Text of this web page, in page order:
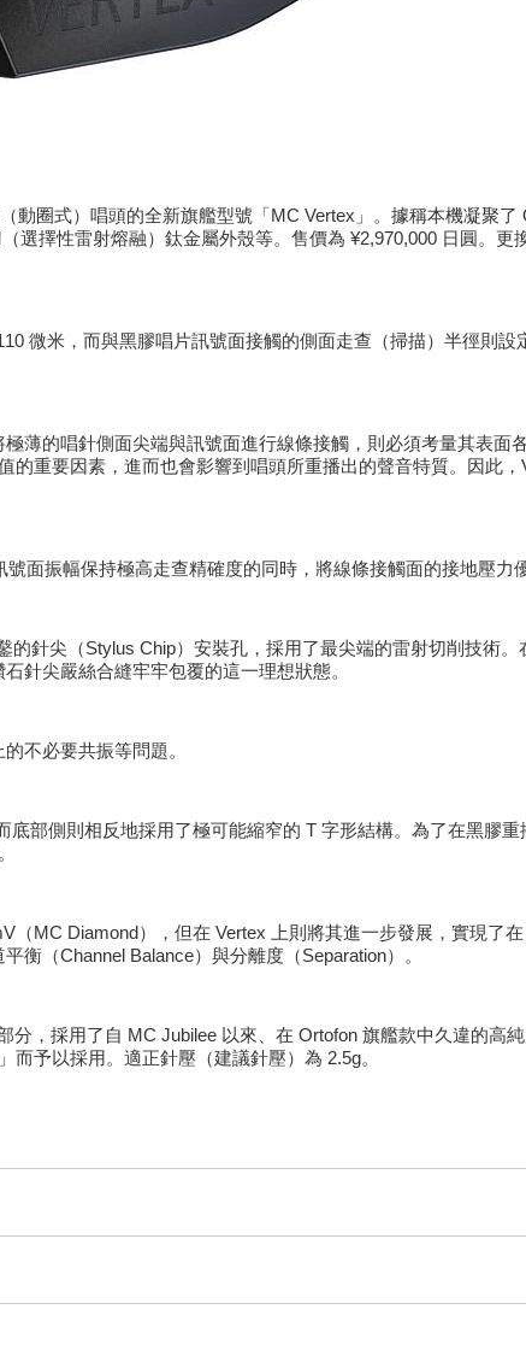
圈式）唱頭的全新旗艦型號「MC Vertex」。據稱本機凝聚
擇性雷射熔融）鈦金屬外殼等。售價為 ¥2,970,000 日圓。更
微米，而與黑膠唱片訊號面接觸的側面走查（掃描）半徑則設
的唱針側面尖端與訊號面進行線條接觸，則必須考量其表面
重要因素，進而也會影響到唱頭所重播出的聲音特質。因此
面振幅保持極高走查精確度的同時，將線條接觸面的接地壓力
針尖（Stylus Chip）安裝孔，採用了最尖端的雷射切削技術
針尖嚴絲合縫牢牢包覆的這一理想狀態。
不必要共振等問題。
部側則相反地採用了極可能縮窄的 T 字形結構。為了在黑膠
MC Diamond），但在 Vertex 上則將其進一步發展，實現了
衡（Channel Balance）與分離度（Separation）。
，採用了自 MC Jubilee 以來、在 Ortofon 旗艦款中久違的高
予以採用。適正針壓（建議針壓）為 2.5g。